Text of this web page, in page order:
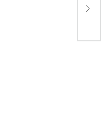
학
라